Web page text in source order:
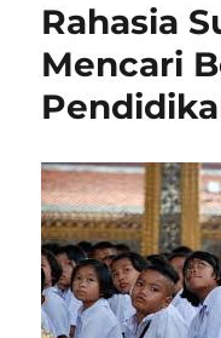
Rahasia
Mencari